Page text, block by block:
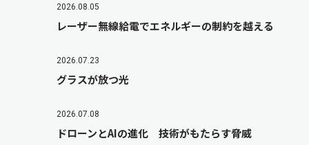
2026.08.05
レーザー無線給電でエネルギーの制約を越える
2026.07.23
グラスが放つ光
2026.07.08
ドローンとAIの進化 技術がもたらす脅威